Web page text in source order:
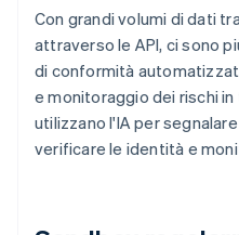
Con grandi volumi di dati
attraverso le API, ci sono
di conformità
e monitoraggio dei rischi
utilizzano l'IA per
verificare le identità e